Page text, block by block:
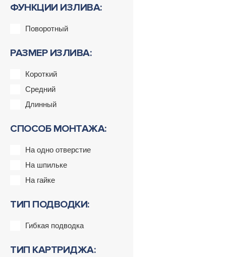
ФУНКЦИИ ИЗЛИВА:
Поворотный
РАЗМЕР ИЗЛИВА:
Короткий
Средний
Длинный
СПОСОБ МОНТАЖА:
На одно отверстие
На шпильке
На гайке
ТИП ПОДВОДКИ:
Гибкая подводка
ТИП КАРТРИДЖА: